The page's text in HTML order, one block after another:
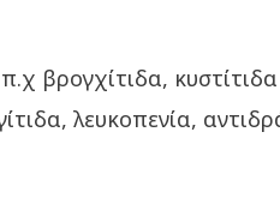
βρογχίτιδα, κυστίτιδα
λευκοπενία,